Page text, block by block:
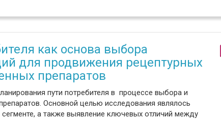
как основа выбора
для продвижения рецептурных
препаратов
пути потребителя в процессе выбора и
Основной целью исследования являлось
а также выявление ключевых отличий между